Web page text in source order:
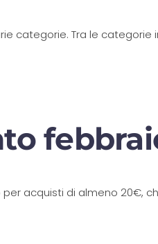
categorie. Tra le
acquisti di almeno 20€,